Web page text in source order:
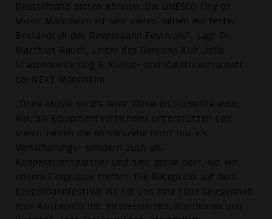
Deutschland bieten können. Die UNESCO City of
Music Mannheim ist seit vielen Jahren ein fester
Bestandteil des Reeperbahn Festivals“, sagt Dr.
Matthias Rauch, Leiter des Bereichs Kulturelle
Stadtentwicklung & Kultur- und Kreativwirtschaft
bei NEXT Mannheim.
„Ohne Musik wird’s leise. Ohne Instrumente auch.
Wir, als Equipmentversicherer unterstützen seit
vielen Jahren die Musikszene nicht nur als
Versicherungs- sondern auch als
Kooperationspartner und sind gerne dort, wo wir
unsere Zielgruppe treffen. Die Reception auf dem
Reeperbahnfestival ist für uns eine tolle Gelegenheit
zum Austausch mit Interessierten, Kundinnen und